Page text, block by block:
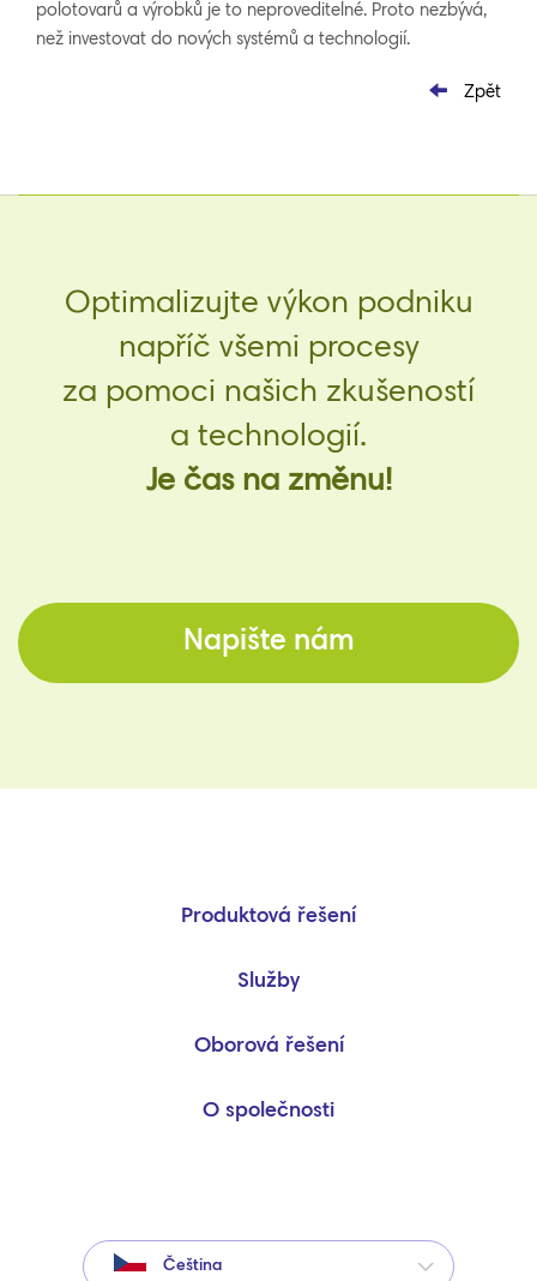
polotovarů a výrobků je to neproveditelné. Proto nezbývá,
než investovat do nových systémů a technologií.
Zpět
Optimalizujte výkon podniku
napříč všemi procesy
za pomoci našich zkušeností
a technologií.
Je čas na změnu!
Napište nám
Produktová řešení
Služby
Oborová řešení
O společnosti
Čeština